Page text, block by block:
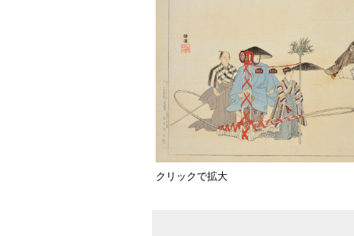
クリックで拡大